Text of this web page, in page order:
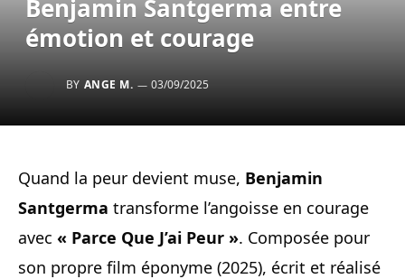
Benjamin Santgerma entre
émotion et courage
BY ANGE M. 03/09/2025
Quand la peur devient muse, Benjamin
Santgerma transforme l’angoisse en courage
avec « Parce Que J’ai Peur ». Composée pour
son propre film éponyme (2025), écrit et réalisé